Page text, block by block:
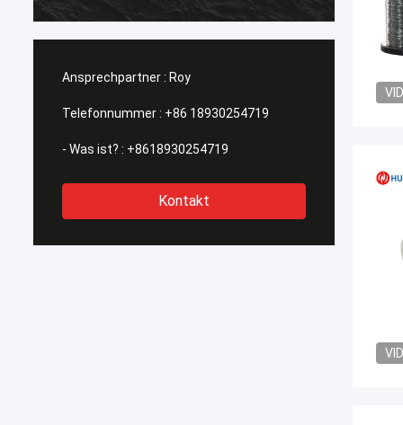
wieder kaufen.
gut.
Ansprechpartner : Roy
Telefonnummer : +86 18930254719
- Was ist? : +8618930254719
Kontakt